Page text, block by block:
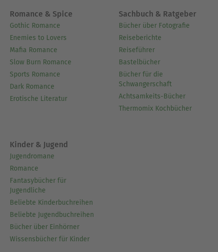
Romance & Spice
Gothic Romance
Enemies to Lovers
Mafia Romance
Slow Burn Romance
Sports Romance
Dark Romance
Erotische Literatur
Sachbuch & Ratgeber
Bücher über Fotografie
Reiseberichte
Reiseführer
Bastelbücher
Bücher für die
Schwangerschaft
Achtsamkeits-Bücher
Thermomix Kochbücher
Kinder & Jugend
Jugendromane
Romance
Fantasybücher für
Jugendliche
Beliebte Kinderbuchreihen
Beliebte Jugendbuchreihen
Bücher über Einhörner
Wissensbücher für Kinder